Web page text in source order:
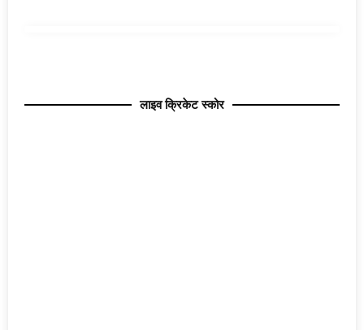
लाइव क्रिकेट स्कोर